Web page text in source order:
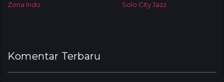
Zona Indo Solo City Jazz
Komentar Terbaru